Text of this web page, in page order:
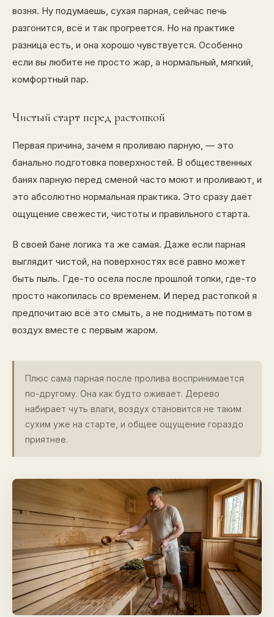
возня. Ну подумаешь, сухая парная, сейчас печь
разгонится, всё и так прогреется. Но на практике
разница есть, и она хорошо чувствуется. Особенно
если вы любите не просто жар, а нормальный, мягкий,
комфортный пар.
Чистый старт перед растопкой
Первая причина, зачем я проливаю парную, — это
банально подготовка поверхностей. В общественных
банях парную перед сменой часто моют и проливают, и
это абсолютно нормальная практика. Это сразу даёт
ощущение свежести, чистоты и правильного старта.
В своей бане логика та же самая. Даже если парная
выглядит чистой, на поверхностях всё равно может
быть пыль. Где-то осела после прошлой топки, где-то
просто накопилась со временем. И перед растопкой я
предпочитаю всё это смыть, а не поднимать потом в
воздух вместе с первым жаром.
Плюс сама парная после пролива воспринимается
по-другому. Она как будто оживает. Дерево
набирает чуть влаги, воздух становится не таким
сухим уже на старте, и общее ощущение гораздо
приятнее.